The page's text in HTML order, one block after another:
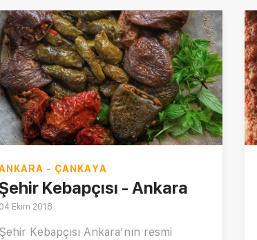
- ÇANKAYA
Kebapçısı - Ankara
04 Ekim 2018
Şehir Kebapçısı Ankara’nın resmi